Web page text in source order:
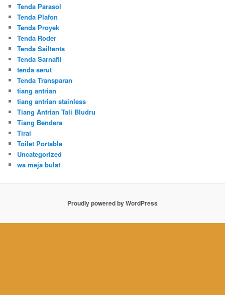
Tenda Parasol
Tenda Plafon
Tenda Proyek
Tenda Roder
Tenda Sailtents
Tenda Sarnafil
tenda serut
Tenda Transparan
tiang antrian
tiang antrian stainless
Tiang Antrian Tali Bludru
Tiang Bendera
Tirai
Toilet Portable
Uncategorized
wa meja bulat
Proudly powered by WordPress